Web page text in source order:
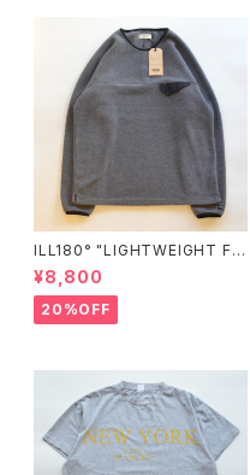
ILL180° "LIGHTWEIGHT FL
EECE CREW-NECK"
¥8,800
20%OFF